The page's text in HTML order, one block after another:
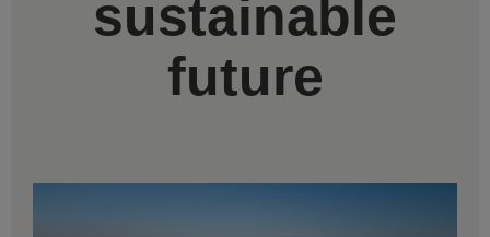
sustainable
future